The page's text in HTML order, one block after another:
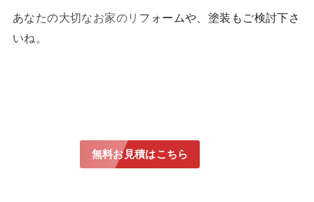
あなたの大切なお家のリフォームや、塗装もご検討下さ
いね。
無料お見積はこちら